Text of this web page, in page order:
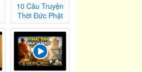
10 Câu Truyện
Thời Đức Phật
Tại Thế